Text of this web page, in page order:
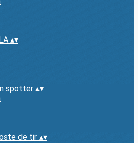
▴▾
spotter ▴▾
de tir ▴▾